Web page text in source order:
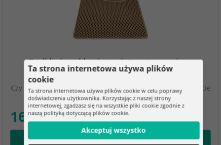
Podkład pod kocią toaletę zatrzymujący
zanieczyszczenia 60 x 45 cm – beżowy
Czy masz wystarczająco dużo żwirku, który po każdej wizycie
w kociej toalecie rozsypuje się po…
16.15 zł
Dodaj do koszyka
Ta strona internetowa używa plików
cookie
Ta strona internetowa używa plików cookie w celu poprawy
doświadczenia użytkownika. Korzystając z naszej strony
internetowej, zgadzasz się na wszystkie pliki cookie zgodnie z
naszą polityką dotyczącą plików cookie.
Akceptuj wszystko